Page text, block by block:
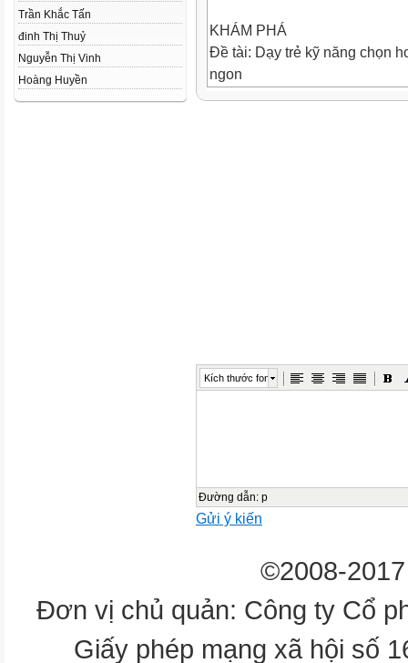
Trần Khắc Tấn
đinh Thị Thuỷ
Nguyễn Thị Vinh
Hoàng Huyền
KHÁM PHÁ
Đề tài: Dạy trẻ kỹ năng chọn
ngon
Trò chơi : Thử tài bé yêu
1.Quả màu sắc
tối ,cuống héo.
Kích thước font
Đường dẫn: p
Gửi ý kiến
©2008-
Đơn vị chủ quản: Công ty Cổ
Giấy phép mạng xã hội số